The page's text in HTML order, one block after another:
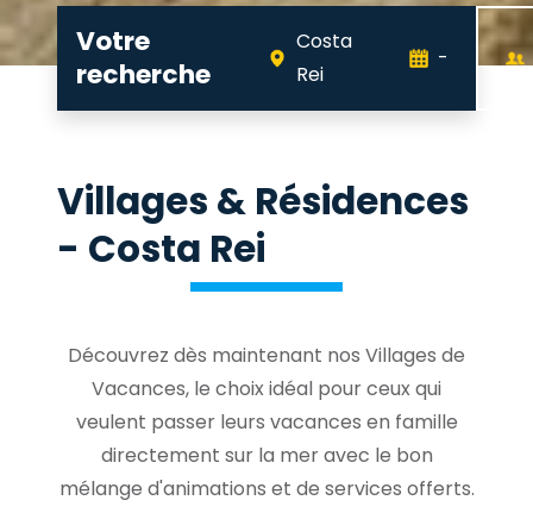
Votre
recherche
Costa
Rei
-
Villages & Résidences
- Costa Rei
Découvrez dès maintenant nos Villages de
Vacances, le choix idéal pour ceux qui
veulent passer leurs vacances en famille
directement sur la mer avec le bon
mélange d'animations et de services offerts.